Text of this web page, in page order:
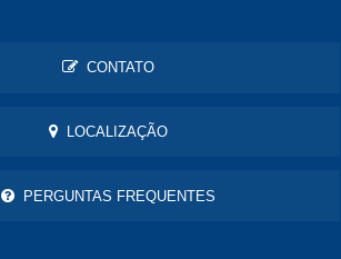
CONTATO
LOCALIZAÇÃO
PERGUNTAS FREQUENTES